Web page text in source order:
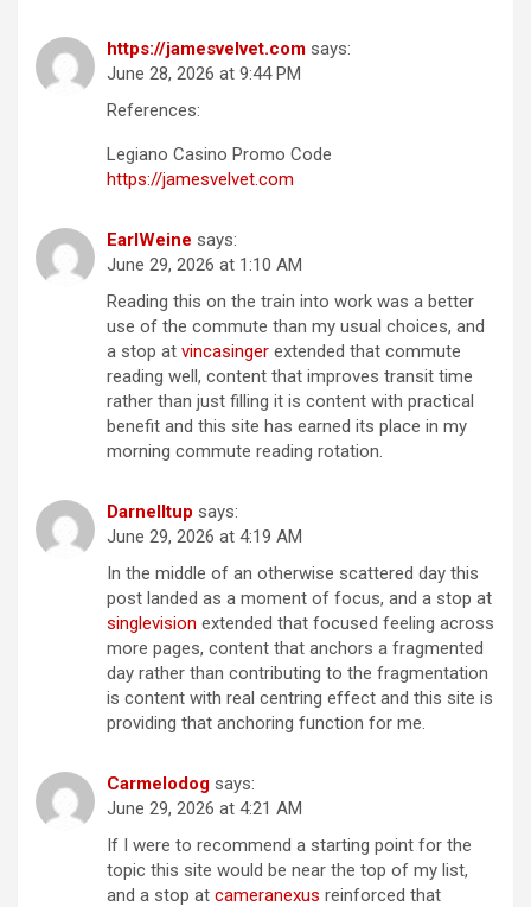
https://jamesvelvet.com says:
June 28, 2026 at 9:44 PM
References:
Legiano Casino Promo Code
https://jamesvelvet.com
EarlWeine says:
June 29, 2026 at 1:10 AM
Reading this on the train into work was a better
use of the commute than my usual choices, and
a stop at vincasinger extended that commute
reading well, content that improves transit time
rather than just filling it is content with practical
benefit and this site has earned its place in my
morning commute reading rotation.
Darnelltup says:
June 29, 2026 at 4:19 AM
In the middle of an otherwise scattered day this
post landed as a moment of focus, and a stop at
singlevision extended that focused feeling across
more pages, content that anchors a fragmented
day rather than contributing to the fragmentation
is content with real centring effect and this site is
providing that anchoring function for me.
Carmelodog says:
June 29, 2026 at 4:21 AM
If I were to recommend a starting point for the
topic this site would be near the top of my list,
and a stop at cameranexus reinforced that